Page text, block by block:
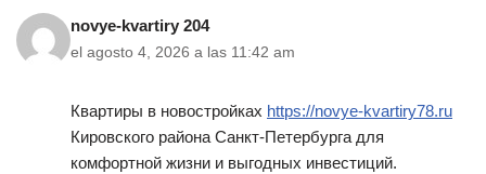
novye-kvartiry 204
el agosto 4, 2026 a las 11:42 am
Квартиры в новостройках https://novye-kvartiry78.ru
Кировского района Санкт-Петербурга для
комфортной жизни и выгодных инвестиций.